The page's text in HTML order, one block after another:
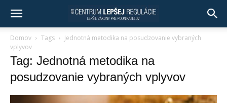
Domov Tags
Jednotná metodika na posudzovanie vybraných
vplyvov
Tag: Jednotná metodika na
posudzovanie vybraných vplyvov